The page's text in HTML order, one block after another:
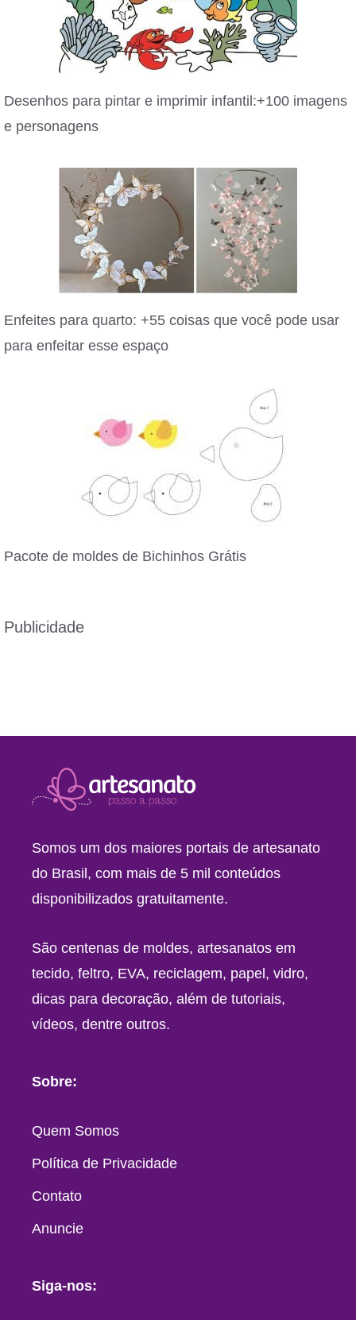
Desenhos para pintar e imprimir infantil:+100 imagens
e personagens
Enfeites para quarto: +55 coisas que você pode usar
para enfeitar esse espaço
Pacote de moldes de Bichinhos Grátis
Publicidade
Somos um dos maiores portais de artesanato
do Brasil, com mais de 5 mil conteúdos
disponibilizados gratuitamente.
São centenas de moldes, artesanatos em
tecido, feltro, EVA, reciclagem, papel, vidro,
dicas para decoração, além de tutoriais,
vídeos, dentre outros.
Sobre:
Quem Somos
Política de Privacidade
Contato
Anuncie
Siga-nos: